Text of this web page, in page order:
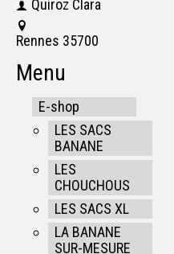
Quiroz Clara
Rennes 35700
Menu
E-shop
LES SACS
BANANE
LES
CHOUCHOUS
LES SACS XL
LA BANANE
SUR-MESURE